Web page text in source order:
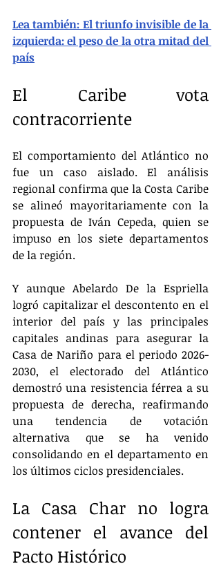
Lea también: El triunfo invisible de la
izquierda: el peso de la otra mitad del
país
El Caribe vota
contracorriente
El comportamiento del Atlántico no
fue un caso aislado. El análisis
regional confirma que la Costa Caribe
se alineó mayoritariamente con la
propuesta de Iván Cepeda, quien se
impuso en los siete departamentos
de la región.
Y aunque Abelardo De la Espriella
logró capitalizar el descontento en el
interior del país y las principales
capitales andinas para asegurar la
Casa de Nariño para el periodo 2026-
2030, el electorado del Atlántico
demostró una resistencia férrea a su
propuesta de derecha, reafirmando
una tendencia de votación
alternativa que se ha venido
consolidando en el departamento en
los últimos ciclos presidenciales.
La Casa Char no logra
contener el avance del
Pacto Histórico